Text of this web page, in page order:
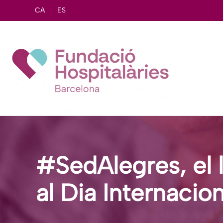
CA ES
#SedAlegres, el
al Dia